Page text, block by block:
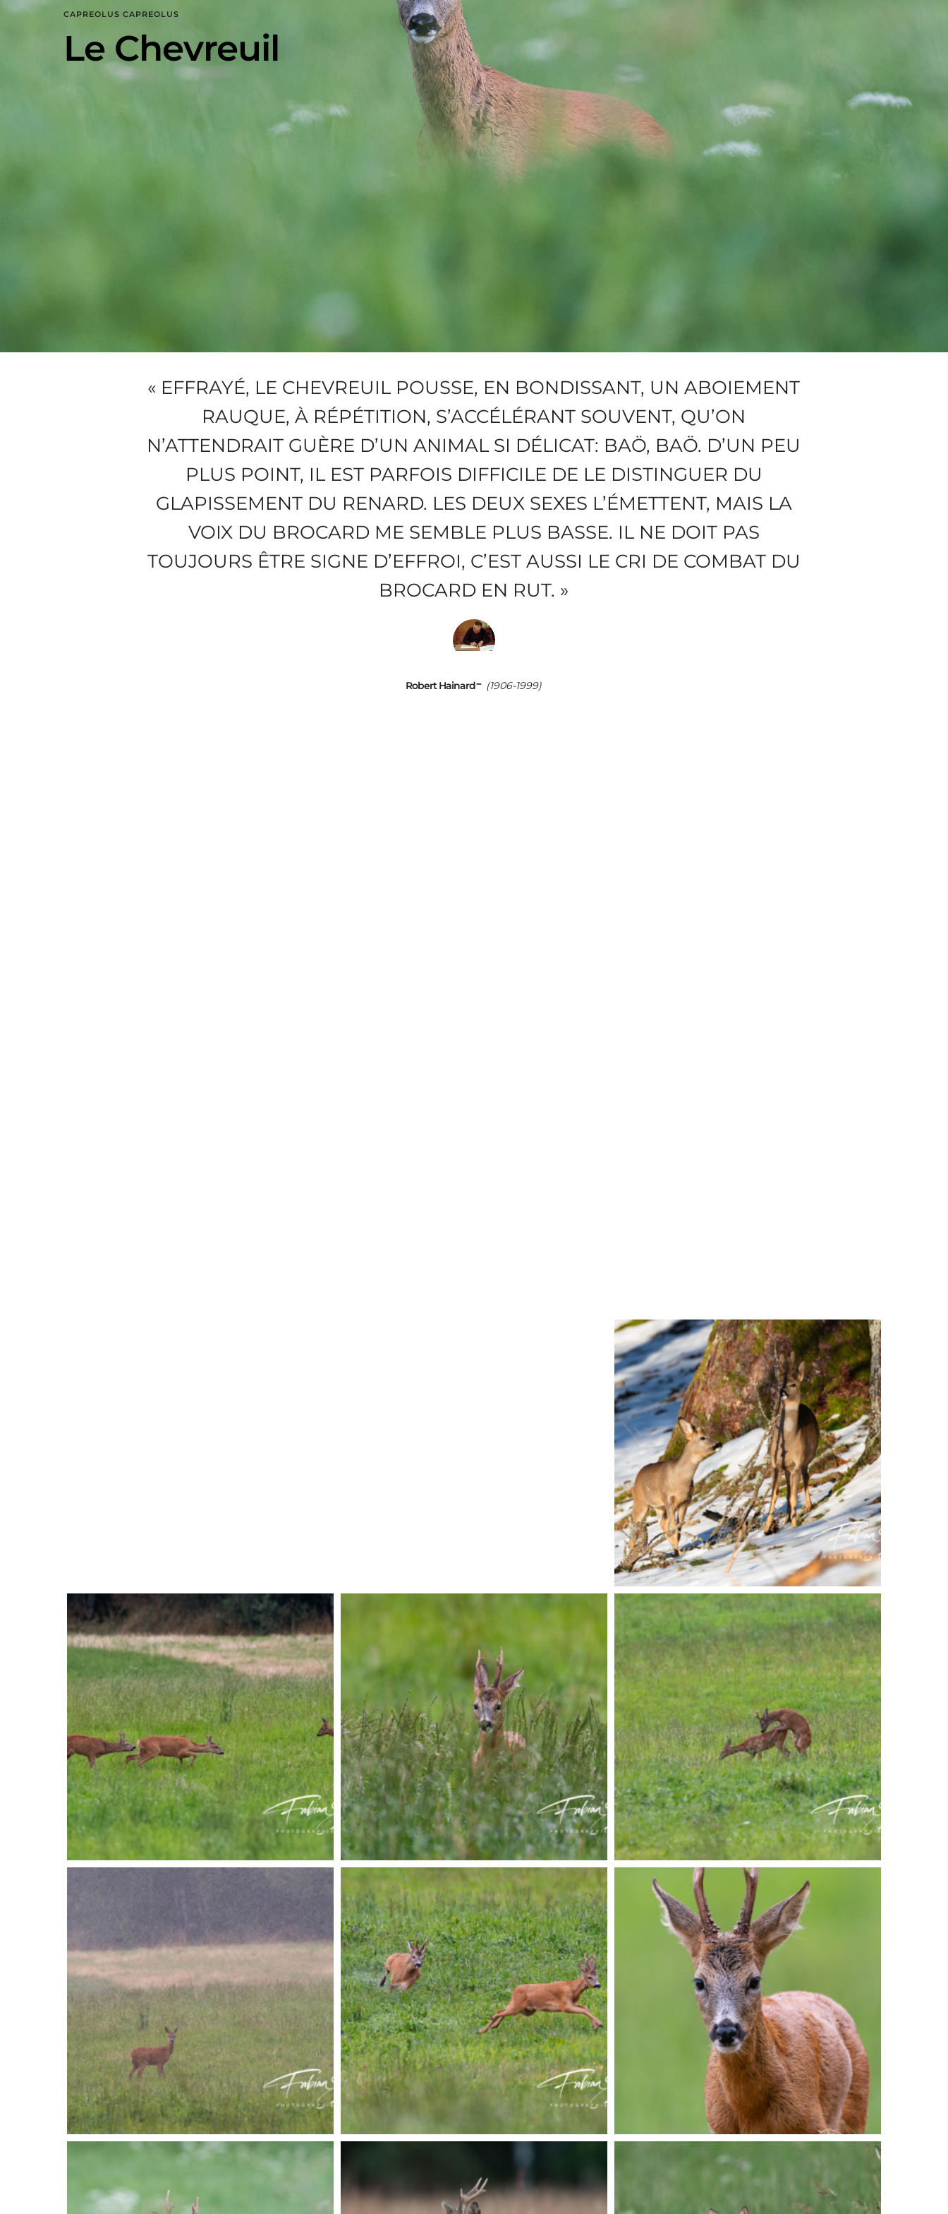
CAPREOLUS CAPREOLUS
Le Chevreuil
« EFFRAYÉ, LE CHEVREUIL POUSSE, EN BONDISSANT, UN ABOIEMENT
RAUQUE, À RÉPÉTITION, S’ACCÉLÉRANT SOUVENT, QU’ON
N’ATTENDRAIT GUÈRE D’UN ANIMAL SI DÉLICAT: BAÖ, BAÖ. D’UN PEU
PLUS POINT, IL EST PARFOIS DIFFICILE DE LE DISTINGUER DU
GLAPISSEMENT DU RENARD. LES DEUX SEXES L’ÉMETTENT, MAIS LA
VOIX DU BROCARD ME SEMBLE PLUS BASSE. IL NE DOIT PAS
TOUJOURS ÊTRE SIGNE D’EFFROI, C’EST AUSSI LE CRI DE COMBAT DU
BROCARD EN RUT. »
Robert Hainard- (1906-1999)